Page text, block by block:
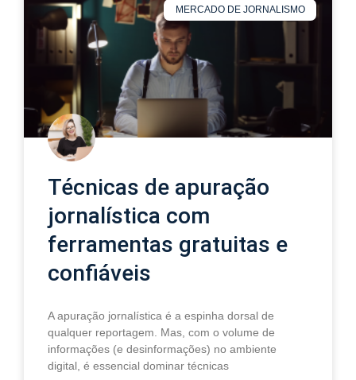
MERCADO DE JORNALISMO
Técnicas de apuração
jornalística com
ferramentas gratuitas e
confiáveis
A apuração jornalística é a espinha dorsal de
qualquer reportagem. Mas, com o volume de
informações (e desinformações) no ambiente
digital, é essencial dominar técnicas